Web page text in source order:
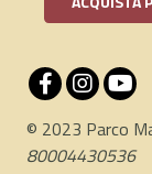
© 2023 Parco
80004430536